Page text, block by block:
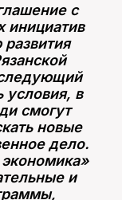
с
инициатив
условия, в
смогут
новые
дело.
и